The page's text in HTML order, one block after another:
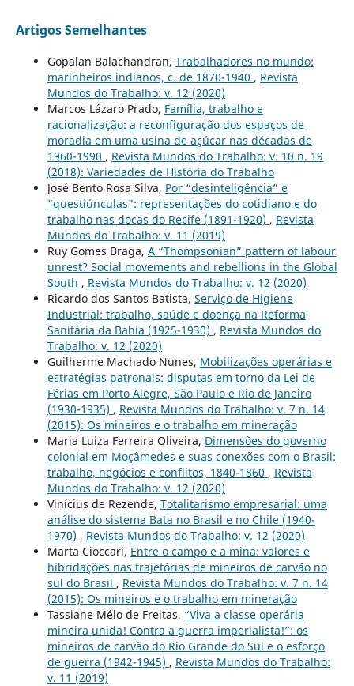
Artigos Semelhantes
Gopalan Balachandran, Trabalhadores no mundo:
marinheiros indianos, c. de 1870-1940 , Revista
Mundos do Trabalho: v. 12 (2020)
Marcos Lázaro Prado, Família, trabalho e
racionalização: a reconfiguração dos espaços de
moradia em uma usina de açúcar nas décadas de
1960-1990 , Revista Mundos do Trabalho: v. 10 n. 19
(2018): Variedades de História do Trabalho
José Bento Rosa Silva, Por “desinteligência” e
"questiúnculas": representações do cotidiano e do
trabalho nas docas do Recife (1891-1920) , Revista
Mundos do Trabalho: v. 11 (2019)
Ruy Gomes Braga, A “Thompsonian” pattern of labour
unrest? Social movements and rebellions in the Global
South , Revista Mundos do Trabalho: v. 12 (2020)
Ricardo dos Santos Batista, Serviço de Higiene
Industrial: trabalho, saúde e doença na Reforma
Sanitária da Bahia (1925-1930) , Revista Mundos do
Trabalho: v. 12 (2020)
Guilherme Machado Nunes, Mobilizações operárias e
estratégias patronais: disputas em torno da Lei de
Férias em Porto Alegre, São Paulo e Rio de Janeiro
(1930-1935) , Revista Mundos do Trabalho: v. 7 n. 14
(2015): Os mineiros e o trabalho em mineração
Maria Luiza Ferreira Oliveira, Dimensões do governo
colonial em Moçâmedes e suas conexões com o Brasil:
trabalho, negócios e conflitos, 1840-1860 , Revista
Mundos do Trabalho: v. 12 (2020)
Vinícius de Rezende, Totalitarismo empresarial: uma
análise do sistema Bata no Brasil e no Chile (1940-
1970) , Revista Mundos do Trabalho: v. 12 (2020)
Marta Cioccari, Entre o campo e a mina: valores e
hibridações nas trajetórias de mineiros de carvão no
sul do Brasil , Revista Mundos do Trabalho: v. 7 n. 14
(2015): Os mineiros e o trabalho em mineração
Tassiane Mélo de Freitas, “Viva a classe operária
mineira unida! Contra a guerra imperialista!”: os
mineiros de carvão do Rio Grande do Sul e o esforço
de guerra (1942-1945) , Revista Mundos do Trabalho:
v. 11 (2019)